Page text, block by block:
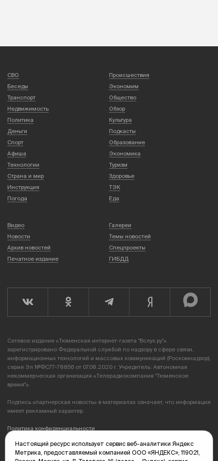
СВО
Происшествия
Беседы
Экономим
Транспорт
Общество
Недвижимость
Обзор
Политика
Культура
Деньги
Подкасты
Спорт
Образование
Афиша
Экономика
Технологии
Туризм
Страна и мир
Здоровье
Инструкция
ТЭК
Погода
Еда
Видео
Галереи
Новости
Темы новостей
Архив новостей
Спецпроекты
Печатное издание
ГИБДД
Сетевое издание «Тюменская интернет-газета "Вслух.ру"»
зарегистрировано Федеральной службой по надзору в сфере связи,
информационных технологий и массовых коммуникаций (Роскомнадзор),
серия Эл №ФС77-78856 от 07.08.2020 г. Учредитель: Автономная
некоммерческая организация «Телерадиокомпания "Тюменское
время"».
Подпись «партнерская новость» в материалах означает, что информация
имеет рекламный характер.
Политика конфиденциальности
Редакция: 625035, Тюмень, пр. Геологоразведчиков, 28А
(3452) 68-89-05
Настоящий ресурс использует сервис веб-аналитики Яндекс
Метрика, предоставляемый компанией ООО «ЯНДЕКС», 119021,